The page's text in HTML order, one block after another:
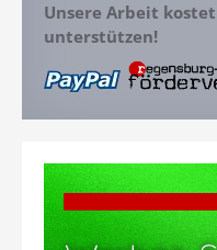
Unsere Arbeit
unterstützen!